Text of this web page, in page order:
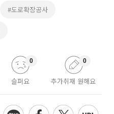
#도로확장공사
슬퍼요
0
추가취재 원해요
0